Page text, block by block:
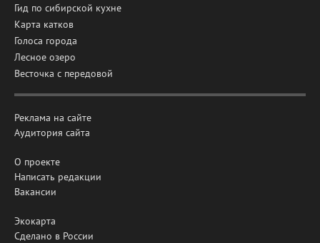
Гид по сибирской кухне
Карта катков
Голоса города
Лесное озеро
Весточка с передовой
Реклама на сайте
Аудитория сайта
О проекте
Написать редакции
Вакансии
Экокарта
Сделано в России